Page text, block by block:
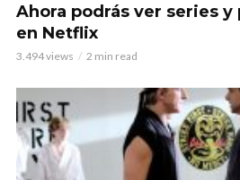
Ahora podrás ver series
en Netflix
3.494 views 2 min read